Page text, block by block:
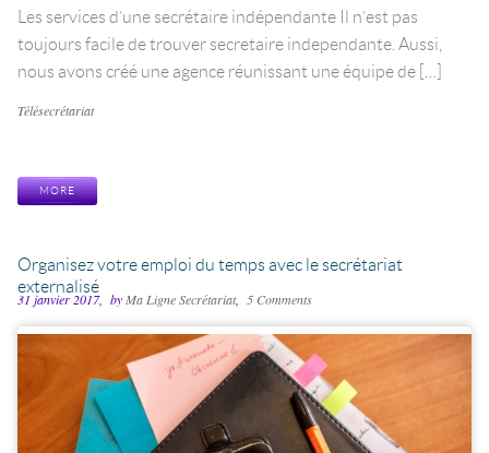
Les services d’une secrétaire indépendante Il n’est pas
toujours facile de trouver secretaire independante. Aussi,
nous avons créé une agence réunissant une équipe de […]
Catégories
Télésecrétariat
MORE
Organisez votre emploi du temps avec le secrétariat
externalisé
31 janvier 2017 byMa Ligne Secrétariat 5 Comments